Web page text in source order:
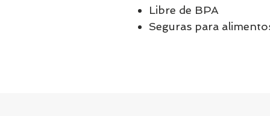
Libre de BPA
Seguras para